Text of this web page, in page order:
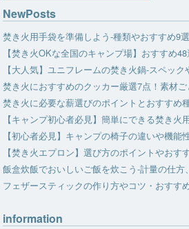
NewPosts
焚き火用手袋を準備しよう-種類やおすすめ9
【焚き火OKな全国のキャンプ場】おすすめ
【大人気】ユニフレームの焚き火鍋-スペッ
焚き火におすすめのクッカー厳選7点！素材
焚き火に必要な薪選びのポイントとおすすめ
【キャンプ初心者必見】簡単にできる焚き火
【初心者必見】キャンプの椅子の違いや機能
【焚き火エプロン】選び方のポイントやおす
飯盒炊飯でおいしいご飯を炊こう-計量の仕方
フェザースティックの作り方やコツ・おすす
information